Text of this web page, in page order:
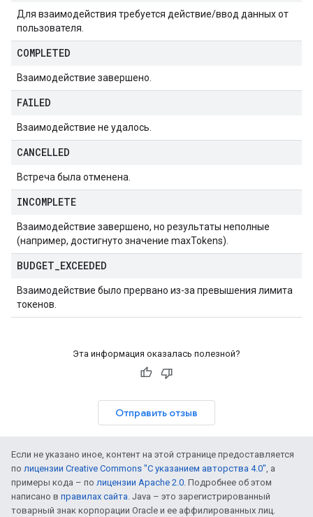
Для взаимодействия требуется действие/ввод данных от
пользователя.
COMPLETED
Взаимодействие завершено.
FAILED
Взаимодействие не удалось.
CANCELLED
Встреча была отменена.
INCOMPLETE
Взаимодействие завершено, но результаты неполные
(например, достигнуто значение maxTokens).
BUDGET EXCEEDED
Взаимодействие было прервано из-за превышения лимита
токенов.
Эта информация оказалась полезной?
Отправить отзыв
Если не указано иное, контент на этой странице предоставляется
по лицензии Creative Commons "С указанием авторства 4.0", а
примеры кода – по лицензии Apache 2.0. Подробнее об этом
написано в правилах сайта. Java – это зарегистрированный
товарный знак корпорации Oracle и ее аффилированных лиц.